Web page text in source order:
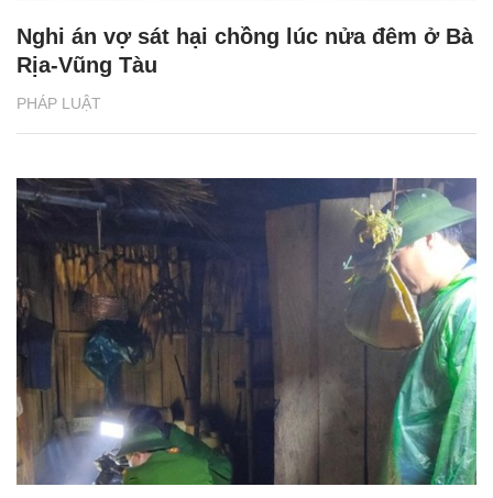
PHÁP LUẬT
Nghi án vợ sát hại chồng lúc nửa đêm ở Bà
Rịa-Vũng Tàu